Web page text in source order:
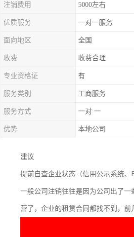
注销费用 5000左右
优质服务 一对一服务
面向地区 全国
收费 收费合理
专业资格证 有
服务类别 工商服务
服务方式 一对 一
优势 本地公司
建议
提前自查企业状态（信用公示系统、
一般公司注销往往是因为公司出了
营了，企业的租赁合同都找不到，前